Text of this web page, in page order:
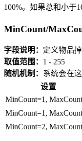
100%。如果总和小于
MinCount/
字段说明： 定义物品
取值范围： 1 - 255
随机机制： 系统会在
设置
MinCount=1,
MinCount=1,
MinCount=2,